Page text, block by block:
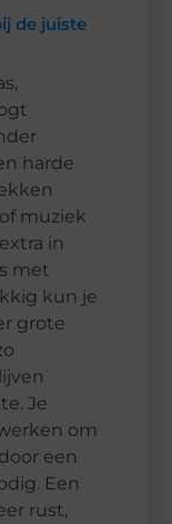
de juiste
harde
muziek
in
met
kun je
grote
Je
om
een
Een
rust,